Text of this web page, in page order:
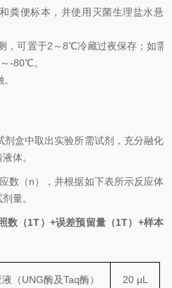
粪便标本，并使用灭菌生理盐水悬
，可置于2 ～8℃冷藏过夜保存；如需
～-80℃。
剂盒中取出实验所需试剂，充分融化
体。
数（n），并根据如下表所示反应体
量。
数（1T） +误差预留量（1T） +样本
液 （UNG酶及Taq酶） 20 μL